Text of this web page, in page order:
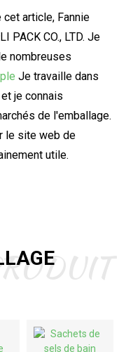
cet article, Fannie
PACK CO., LTD. Je
nombreuses
Je travaille dans
je connais
de l'emballage.
le site web de
utile.